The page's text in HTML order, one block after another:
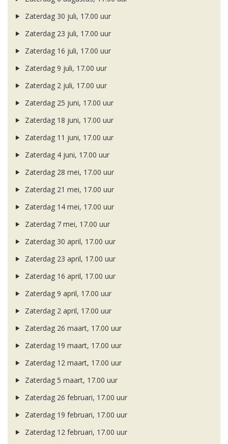
Zaterdag 30 juli, 17.00 uur
Zaterdag 23 juli, 17.00 uur
Zaterdag 16 juli, 17.00 uur
Zaterdag 9 juli, 17.00 uur
Zaterdag 2 juli, 17.00 uur
Zaterdag 25 juni, 17.00 uur
Zaterdag 18 juni, 17.00 uur
Zaterdag 11 juni, 17.00 uur
Zaterdag 4 juni, 17.00 uur
Zaterdag 28 mei, 17.00 uur
Zaterdag 21 mei, 17.00 uur
Zaterdag 14 mei, 17.00 uur
Zaterdag 7 mei, 17.00 uur
Zaterdag 30 april, 17.00 uur
Zaterdag 23 april, 17.00 uur
Zaterdag 16 april, 17.00 uur
Zaterdag 9 april, 17.00 uur
Zaterdag 2 april, 17.00 uur
Zaterdag 26 maart, 17.00 uur
Zaterdag 19 maart, 17.00 uur
Zaterdag 12 maart, 17.00 uur
Zaterdag 5 maart, 17.00 uur
Zaterdag 26 februari, 17.00 uur
Zaterdag 19 februari, 17.00 uur
Zaterdag 12 februari, 17.00 uur